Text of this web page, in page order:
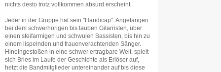
nichts desto trotz vollkommen absurd erscheint.
Jeder in der Gruppe hat sein "Handicap". Angefangen
bei dem schwerhörigen bis tauben Gitarristen, über
einen steifarmigen und schwulen Bassisten, bis hin zu
einem lispelnden und frauenverachtenden Sänger.
Hineingestoßen in eine schwer ertragbare Welt, spielt
sich Bries im Laufe der Geschichte als Erlöser auf,
hetzt die Bandmitglieder untereinander auf bis diese